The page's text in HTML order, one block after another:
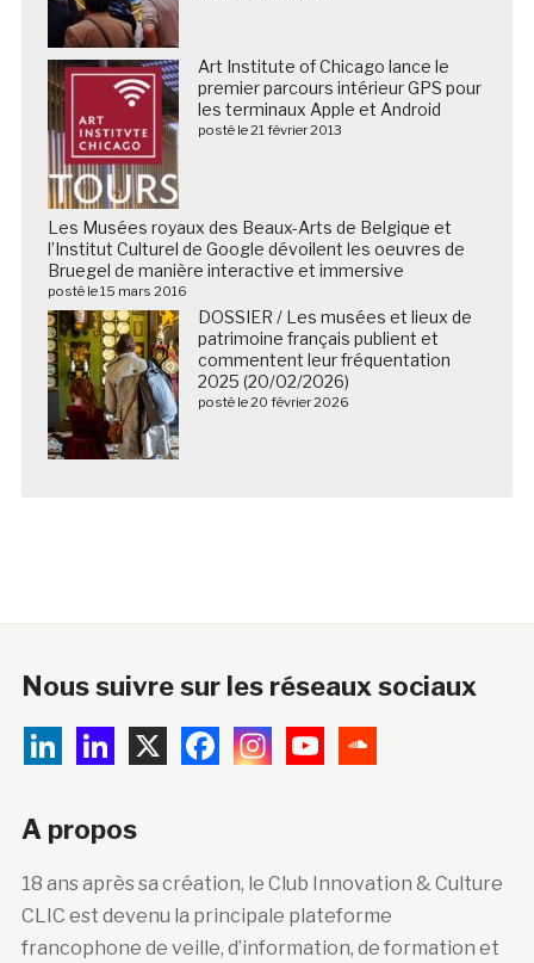
Art Institute of Chicago lance le
premier parcours intérieur GPS pour
les terminaux Apple et Android
posté le 21 février 2013
Les Musées royaux des Beaux-Arts de Belgique et
l’Institut Culturel de Google dévoilent les oeuvres de
Bruegel de manière interactive et immersive
posté le 15 mars 2016
DOSSIER / Les musées et lieux de
patrimoine français publient et
commentent leur fréquentation
2025 (20/02/2026)
posté le 20 février 2026
Nous suivre sur les réseaux sociaux
A propos
18 ans après sa création, le Club Innovation & Culture
CLIC est devenu la principale plateforme
francophone de veille, d’information, de formation et